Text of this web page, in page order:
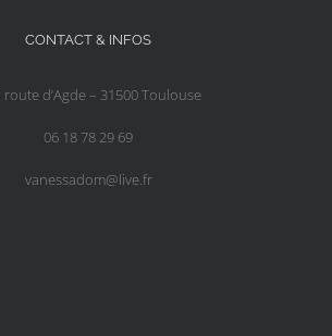
CONTACT & INFOS
route d’Agde – 31500 Toulouse
06 18 78 29 69
vanessadom@live.fr